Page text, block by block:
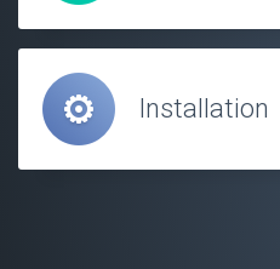
Installation